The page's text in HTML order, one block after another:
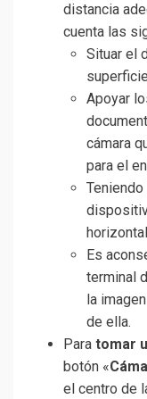
distancia
cuenta las
Situar el
Apoyar
cámara
para el
Es
terminal
la
de ella.
Para tomar
botón «
el centro de